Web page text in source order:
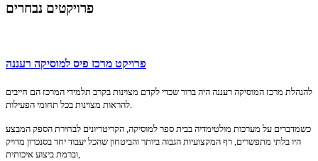
פרויקטים נבחרים
פרויקט מרכז פיס למוסיקה רעננה
להנהלת מרכז המוסיקה רעננה היה ברור שכדי לקדם מצוינות בקרב תלמידי המרכז הם חייבים
להראות מצוינות בכל תחומי הפעילות.
כשמדברים על מערכות מולטימדיה בבית ספר למוסיקה, הקריטריונים לבחירת הספק המבצע
היו בלתי מתפשרים, רף המקצועיות הגבוה ביותר והביטחון שהכל יעבוד יחד בסנכרון מדויק
וברמת ביצוע איכותית,